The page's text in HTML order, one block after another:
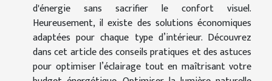
d'énergie sans sacrifier le confort visuel.
Heureusement, il existe des solutions économiques
adaptées pour chaque type d’intérieur. Découvrez
dans cet article des conseils pratiques et des astuces
pour optimiser l’éclairage tout en maîtrisant votre